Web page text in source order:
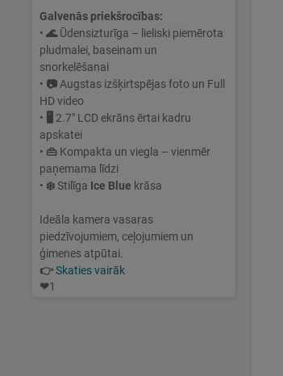
Galvenās priekšrocības:
• 🌊Ūdensizturīga – lieliski piemērota
pludmalei, baseinam un
snorkelēšanai
• 📷 Augstas izšķirtspējas foto un Full
HD video
• 🖥 2.7" LCD ekrāns ērtai kadru
apskatei
• 👜 Kompakta un viegla – vienmēr
paņemama līdzi
• ❄️Stilīga Ice Blue krāsa
Ideāla kamera vasaras
piedzīvojumiem, ceļojumiem un
ģimenes atpūtai.
👉Skaties vairāk
❤1